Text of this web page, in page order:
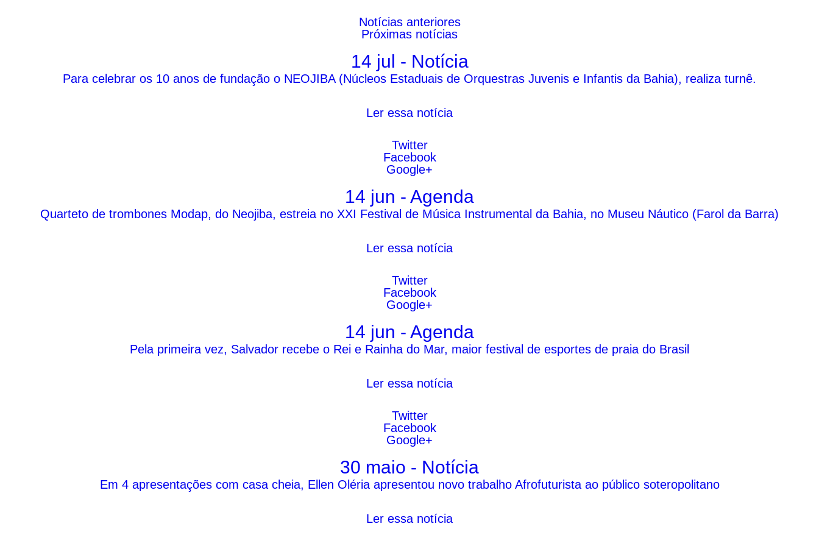
Notícias anteriores
Próximas notícias
14 jul - Notícia
Para celebrar os 10 anos de fundação o NEOJIBA (Núcleos Estaduais de Orquestras Juvenis e Infantis da Bahia), realiza turnê.
Ler essa notícia
Twitter
Facebook
Google+
14 jun - Agenda
Quarteto de trombones Modap, do Neojiba, estreia no XXI Festival de Música Instrumental da Bahia, no Museu Náutico (Farol da Barra)
Ler essa notícia
Twitter
Facebook
Google+
14 jun - Agenda
Pela primeira vez, Salvador recebe o Rei e Rainha do Mar, maior festival de esportes de praia do Brasil
Ler essa notícia
Twitter
Facebook
Google+
30 maio - Notícia
Em 4 apresentações com casa cheia, Ellen Oléria apresentou novo trabalho Afrofuturista ao público soteropolitano
Ler essa notícia